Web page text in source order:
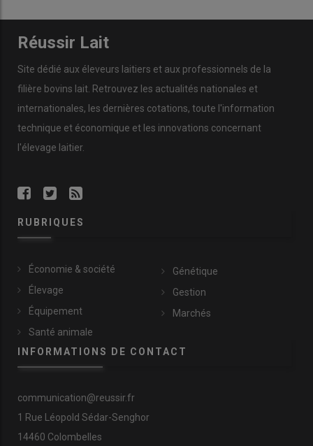
Réussir Lait
Site dédié aux éleveurs laitiers et aux professionnels de la
filière bovins lait. Retrouvez les actualités nationales et
internationales, les dernières cotations, toute l'information
technique et économique et les innovations concernant
l'élevage laitier.
RUBRIQUES
Économie & société
Élevage
Équipement
Santé animale
Génétique
Gestion
Marchés
INFORMATIONS DE CONTACT
communication@reussir.fr
1 Rue Léopold Sédar-Senghor
14460 Colombelles